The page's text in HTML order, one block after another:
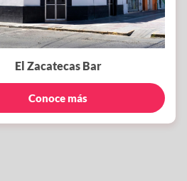
El Zacatecas Bar
Conoce más